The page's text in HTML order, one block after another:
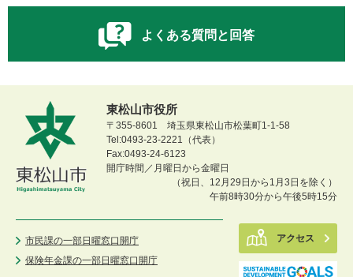
よくある質問と回答
東松山市役所
〒355-8601 埼玉県東松山市松葉町1-1-58
Tel:0493-23-2221（代表）
Fax:0493-24-6123
開庁時間／月曜日から金曜日
（祝日、12月29日から1月3日を除く）
午前8時30分から午後5時15分
市民課の一部日曜窓口開庁
保険年金課の一部日曜窓口開庁
アクセス